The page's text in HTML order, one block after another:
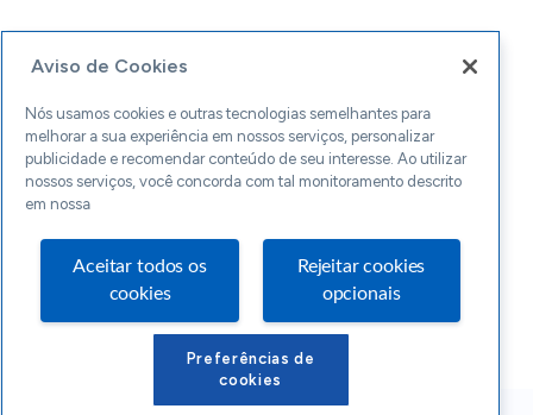
Aviso de Cookies
Nós usamos cookies e outras tecnologias semelhantes para
melhorar a sua experiência em nossos serviços, personalizar
publicidade e recomendar conteúdo de seu interesse. Ao utilizar
nossos serviços, você concorda com tal monitoramento descrito
em nossa
Aceitar todos os
cookies
Rejeitar cookies
opcionais
Preferências de
cookies